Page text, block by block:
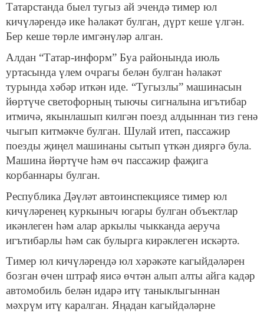
Татарстанда быел тугыз ай эчендә тимер юл
кичүләрендә ике һәлакәт булган, дүрт кеше үлгән.
Бер кеше төрле имгәнүләр алган.
Алдан “Татар-информ” Буа районында июль
уртасында үлем очрагы белән булган һәлакәт
турында хәбәр иткән иде. “Тугызлы” машинасын
йөртүче светофорның тыючы сигналына игътибар
итмичә, якынлашып килгән поезд алдыннан тиз генә
чыгып китмәкче булган. Шулай итеп, пассажир
поезды җиңел машинаны сытып үткән дияргә була.
Машина йөртүче һәм өч пассажир фаҗига
корбаннары булган.
Республика Дәүләт автоинспекциясе тимер юл
кичүләренең куркыныч югары булган объектлар
икәнлеген һәм алар аркылы чыкканда аеруча
игътибарлы һәм сак булырга кирәклеген искәртә.
Тимер юл кичүләрендә юл хәрәкәте кагыйдәләрен
бозган өчен штраф яисә өчтән алып алты айга кадәр
автомобиль белән идарә итү таныклыгыннан
мәхрүм итү каралган. Яңадан кагыйдәләрне